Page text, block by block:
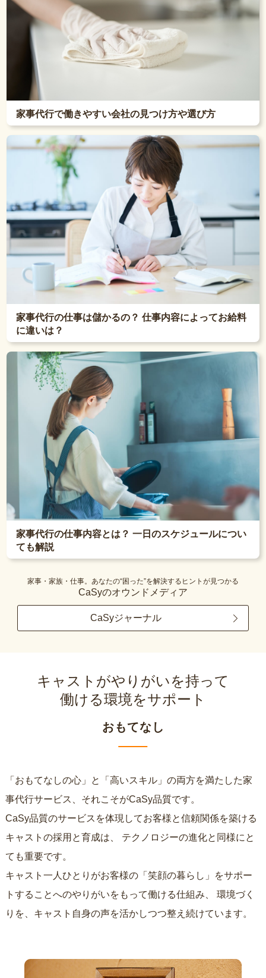
家事代行で働きやすい会社の見つけ方や選び方
家事代行の仕事は儲かるの？ 仕事内容によってお給料
に違いは？
家事代行の仕事内容とは？ 一日のスケジュールについ
ても解説
家事・家族・仕事。あなたの“困った”を解決するヒントが見つかる
CaSyのオウンドメディア
CaSyジャーナル
キャストがやりがいを持って
働ける環境をサポート
おもてなし
「おもてなしの心」と「高いスキル」の両方を満たした家
事代行サービス、それこそがCaSy品質です。
CaSy品質のサービスを体現してお客様と信頼関係を築ける
キャストの採用と育成は、
ても重要です。
キャスト一人ひとりがお客様の「笑顔の暮らし」をサポー
トすることへのやりがいをもって働ける仕組み、
りを、キャスト自身の声を活かしつつ整え続けています。